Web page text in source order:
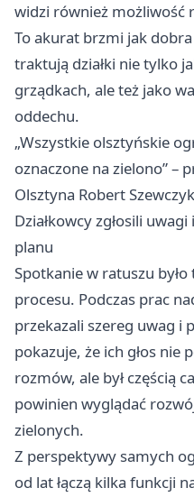
widzi również możliwość
To akurat brzmi jak
traktują działki nie tylko
grządkach, ale też jako
oddechu.
„Wszystkie olsztyńskie
oznaczone na zielono” –
Olsztyna Robert
Działkowcy zgłosili
planu
Spotkanie w ratuszu było
procesu. Podczas prac
przekazali szereg uwag i
pokazuje, że ich głos nie
rozmów, ale był częścią
powinien wyglądać
zielonych.
Z perspektywy samych
od lat łączą kilka funkcji